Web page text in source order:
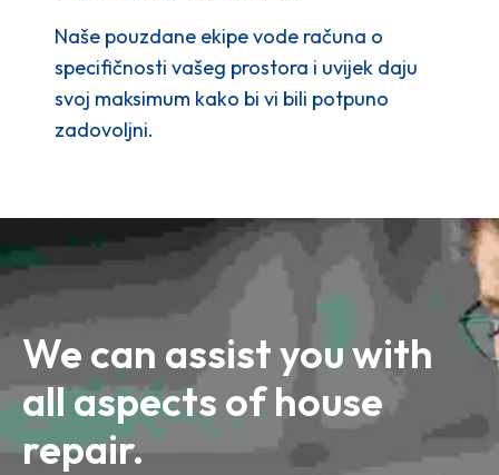
Naše pouzdane ekipe vode računa o
specifičnosti vašeg prostora i uvijek daju
svoj maksimum kako bi vi bili potpuno
zadovoljni.
We can assist you with
all aspects of house
repair.